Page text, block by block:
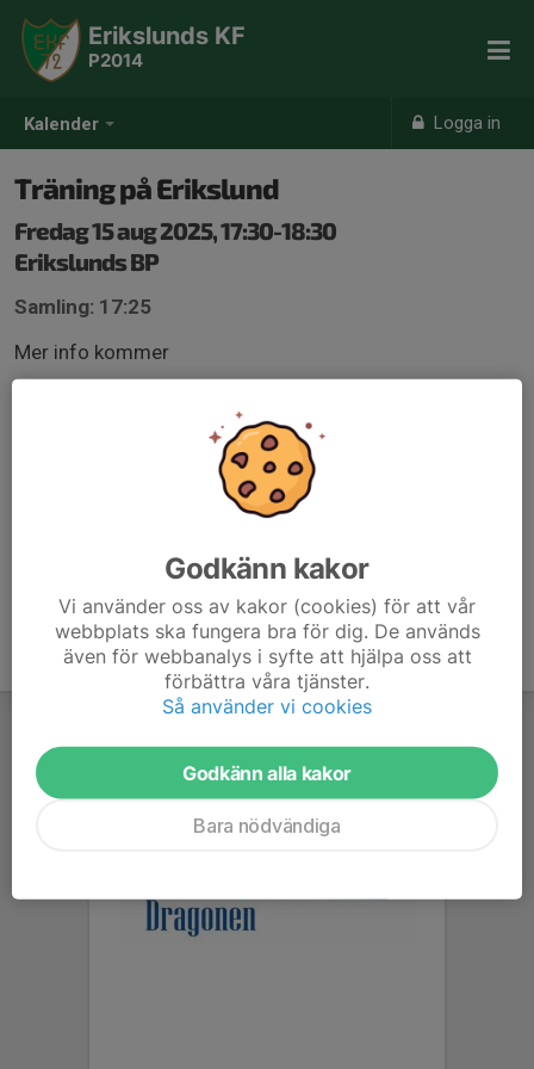
Kalender Logga in
Erikslunds KF
P2014
Träning på Erikslund
Fredag 15 aug 2025, 17:30-18:30
Erikslunds BP
Samling: 17:25
Mer info kommer
Godkänn kakor
Vi använder oss av kakor (cookies) för att vår
webbplats ska fungera bra för dig. De används
även för webbanalys i syfte att hjälpa oss att
förbättra våra tjänster.
Så använder vi cookies
Godkänn alla kakor
Bara nödvändiga